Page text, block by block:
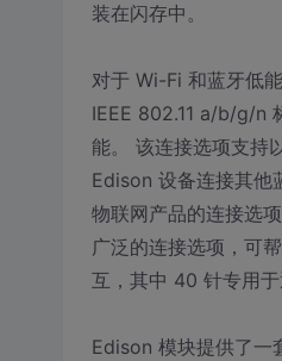
装在闪存中。
对于 Wi-Fi 和蓝牙低
IEEE 802.11 a/b/g/n
能。 该连接选项支持
Edison 设备连接其他
物联网产品的连接选
广泛的连接选项，可
互，其中 40 针专用于
Edison 模块提供了一